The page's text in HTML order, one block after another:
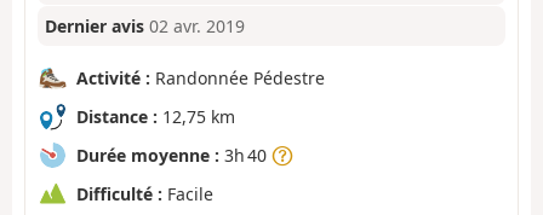
Dernier avis 02 avr. 2019
Activité : Randonnée Pédestre
Distance : 12,75 km
Durée moyenne : 3h 40
Difficulté : Facile